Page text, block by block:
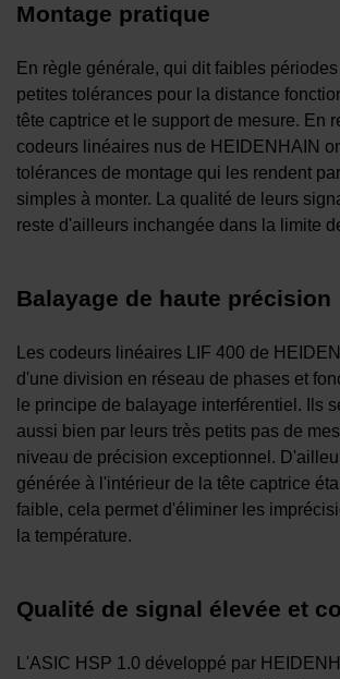
Montage pratique
En règle générale, qui dit faibles
petites tolérances pour la distance
tête captrice et le support de mesure. En
codeurs linéaires nus de HEIDENHAIN
tolérances de montage qui les rendent
simples à monter. La qualité de leurs
reste d'ailleurs inchangée dans la limite
Balayage de haute précision
Les codeurs linéaires LIF 400 de
d'une division en réseau de phases et
le principe de balayage interférentiel. Ils
aussi bien par leurs très petits pas de
niveau de précision exceptionnel.
générée à l'intérieur de la tête captrice
faible, cela permet d'éliminer les
la température.
Qualité de signal élevée et
L'ASIC HSP 1.0 développé par